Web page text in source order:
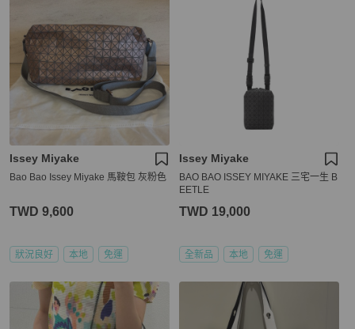
Issey Miyake
Bao Bao Issey Miyake 馬鞍包 灰粉色
TWD 9,600
狀況良好 本地 免運
Issey Miyake
BAO BAO ISSEY MIYAKE 三宅一生 B
EETLE
TWD 19,000
全新品 本地 免運